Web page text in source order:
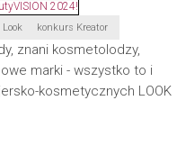
Look konkurs Kreator
znani kosmetolodzy,
marki - wszystko to i
kosmetycznych LOOK